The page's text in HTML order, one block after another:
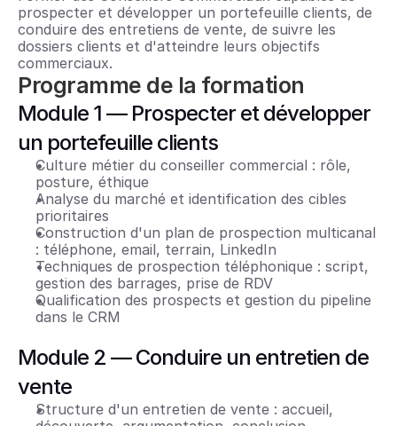
prospecter et développer un portefeuille clients, de
conduire des entretiens de vente, de suivre les
dossiers clients et d'atteindre leurs objectifs
commerciaux.
Programme de la formation
Module 1 — Prospecter et développer
un portefeuille clients
Culture métier du conseiller commercial : rôle,
posture, éthique
Analyse du marché et identification des cibles
prioritaires
Construction d'un plan de prospection multicanal
: téléphone, email, terrain, LinkedIn
Techniques de prospection téléphonique : script,
gestion des barrages, prise de RDV
Qualification des prospects et gestion du pipeline
dans le CRM
Module 2 — Conduire un entretien de
vente
Structure d'un entretien de vente : accueil,